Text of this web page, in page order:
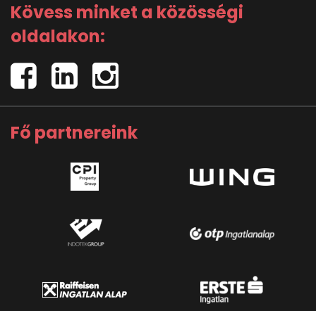
Kövess minket a közösségi
oldalakon:
Fő partnereink